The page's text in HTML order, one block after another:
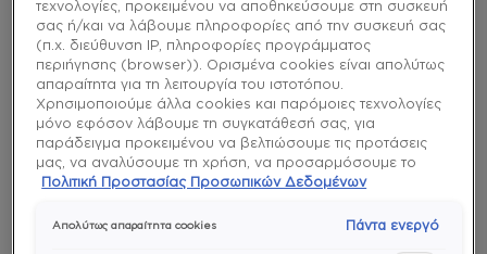
σωστά προϊόντα. Ακολουθούν 5 top tips από τους
ειδικούς για να πετυχαίνεις κάθε φορά το τέλειο
αποτέλεσμα.
τεχνολογίες, προκειμένου να αποθηκεύσουμε στη συσκευή
σας ή/και να λάβουμε πληροφορίες από την συσκευή σας
(π.χ. διεύθυνση IP, πληροφορίες προγράμματος
περιήγησης (browser)). Ορισμένα cookies είναι απολύτως
απαραίτητα για τη λειτουργία του ιστοτόπου.
Χρησιμοποιούμε άλλα cookies και παρόμοιες τεχνολογίες
μόνο εφόσον λάβουμε τη συγκατάθεσή σας, για
παράδειγμα προκειμένου να βελτιώσουμε τις προτάσεις
μας, να αναλύσουμε τη χρήση, να προσαρμόσουμε το
περιεχόμενο στα ενδιαφέροντά σας ή να αναγνωρίσουμε
τα ενδιαφέροντά σας και να σας δείχνουμε σχετικό
Πολιτική Προστασίας Προσωπικών Δεδομένων
Απολύτως απαραίτητα cookies Πάντα ενεργό